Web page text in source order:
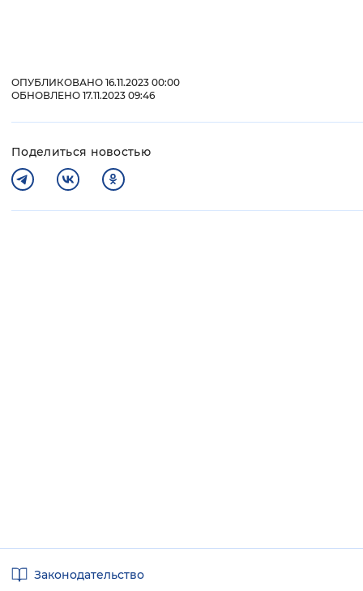
ОПУБЛИКОВАНО 16.11.2023 00:00
ОБНОВЛЕНО 17.11.2023 09:46
Поделиться новостью
ссылкиЗаконодательство